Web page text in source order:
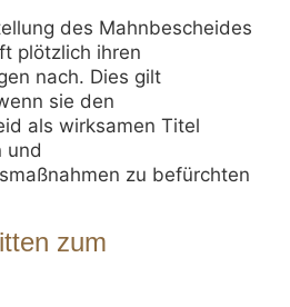
des Mahnbescheides
plötzlich ihren
nach. Dies gilt
sie den
als wirksamen Titel
und
zu befürchten
zum